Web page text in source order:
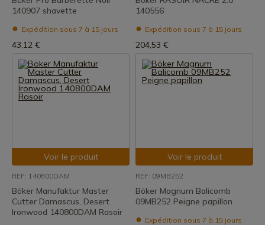
140907 shavette
Expédition sous 7 à 15 jours
43,12 €
140556
Expédition sous 7 à 15 jours
204,53 €
Voir le produit
REF: 140800DAM
Böker Manufaktur Master
Cutter Damascus, Desert
Ironwood 140800DAM Rasoir
Voir le produit
REF: 09MB252
Böker Magnum Balicomb
09MB252 Peigne papillon
Expédition sous 7 à 15 jours